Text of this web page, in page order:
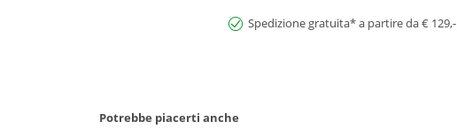
Spedizione gratuita* a partire da € 129,-
Potrebbe piacerti anche